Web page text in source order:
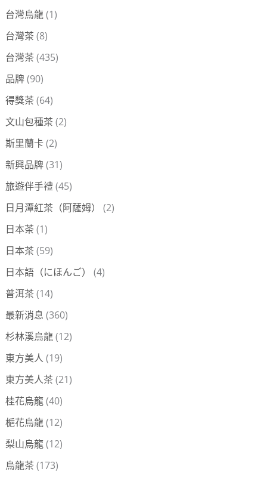
台灣烏龍(1)
台灣茶 (8)
台灣茶 (435)
品牌(90)
得獎茶 (64)
文山包種茶 (2)
斯里蘭卡(2)
新興品牌(31)
旅遊伴手禮(45)
日月潭紅茶（阿薩姆）
(2)
日本茶 (1)
日本茶 (59)
日本語（にほんご）
(4)
普洱茶 (14)
最新消息 (360)
杉林溪烏龍(12)
東方美人 (19)
東方美人茶 (21)
桂花烏龍(40)
梔花烏龍(12)
梨山烏龍(12)
烏龍茶 (173)